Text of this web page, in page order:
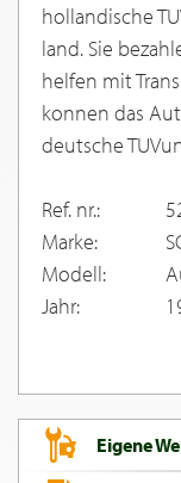
hollandische
land. Sie
helfen mit
konnen das
deutsche
Ref. nr.:
Marke:
Modell:
Jahr:
Eigene